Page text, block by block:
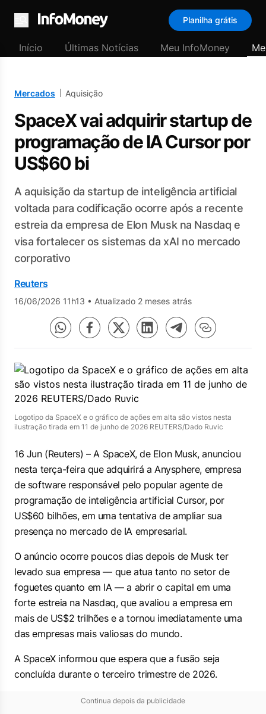
Menu
Planilha grátis
Início Últimas Notícias Meu InfoMoney
Mercados Aquisição
SpaceX vai adquirir startup de
programação de IA Cursor por
US$60 bi
A aquisição da startup de inteligência artificial
voltada para codificação ocorre após a recente
estreia da empresa de Elon Musk na Nasdaq e
visa fortalecer os sistemas da xAI no mercado
corporativo
Reuters
16/06/2026 11h13 • Atualizado 2 meses atrás
Logotipo da SpaceX e o gráfico de ações em alta são vistos nesta
ilustração tirada em 11 de junho de 2026 REUTERS/Dado Ruvic
16 Jun (Reuters) – A SpaceX, de ⁠Elon Musk, anunciou
nesta terça-feira que ⁠adquirirá a Anysphere, empresa
de software responsável pelo popular ‌agente de
programação de inteligência artificial Cursor, por
US$60 bilhões, em uma tentativa de ampliar sua
presença no ‌mercado de IA empresarial.
O anúncio ocorre poucos dias depois de Musk ter
levado sua empresa — que atua tanto no setor de
foguetes quanto em IA — a abrir o capital em uma
forte estreia na Nasdaq, que avaliou ⁠a ‌empresa em
mais de US$2 trilhões e a ⁠tornou imediatamente uma
das empresas mais valiosas do mundo.
A SpaceX informou que espera que a fusão seja
concluída durante o terceiro trimestre de 2026.
Continua depois da publicidade